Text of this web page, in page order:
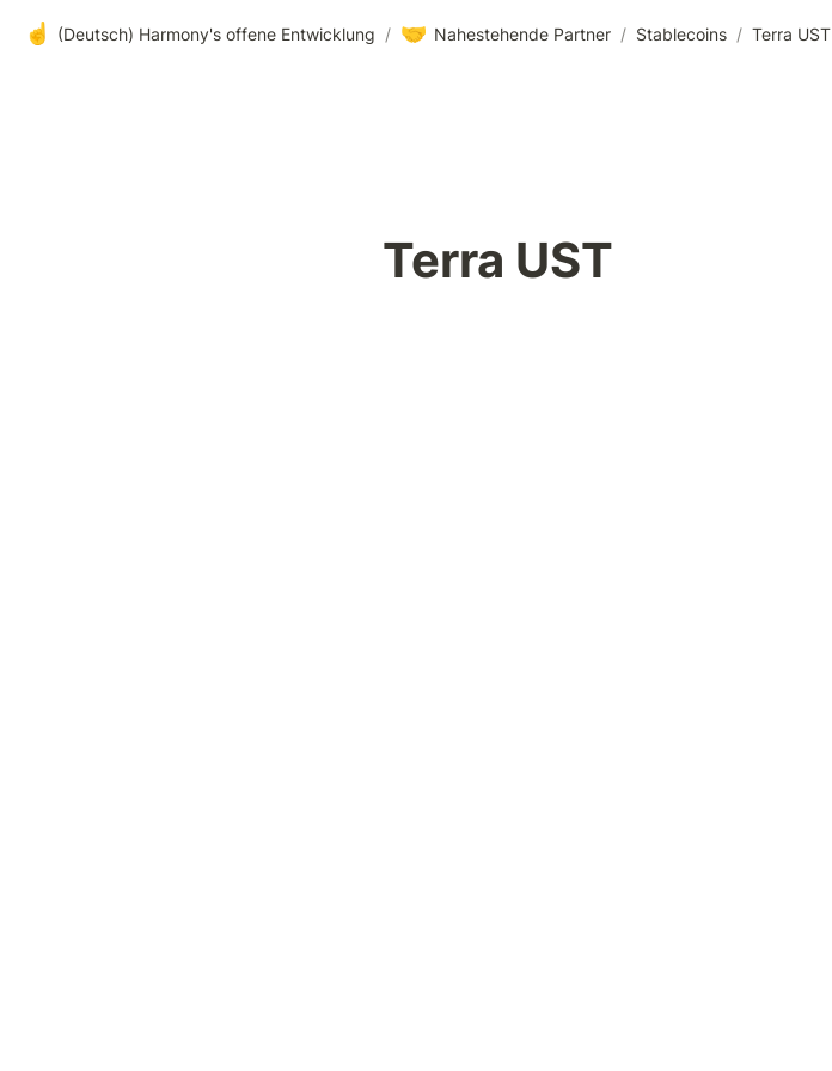
☝️ (Deutsch) Harmony's offene Entwicklung / 🤝 Nahestehende Partner / Stablecoins / Terra UST
Terra UST